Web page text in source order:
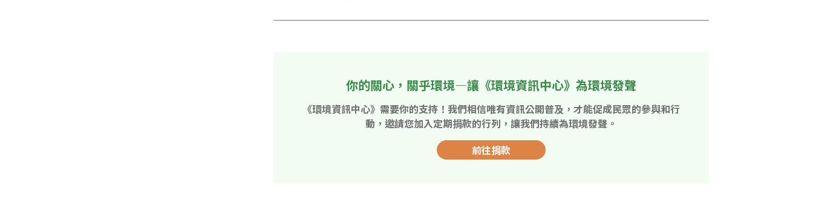
你的關心，關乎環境—讓《環境資訊中心》為環境發聲
《環境資訊中心》需要你的支持！我們相信唯有資訊公開普及，才能促成民眾的參與和行
動，邀請您加入定期捐款的行列，讓我們持續為環境發聲。
前往捐款